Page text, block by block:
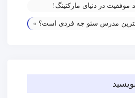
موفقیت در دنیای مارکتینگ!
مدرس سئو چه فردی است؟ »